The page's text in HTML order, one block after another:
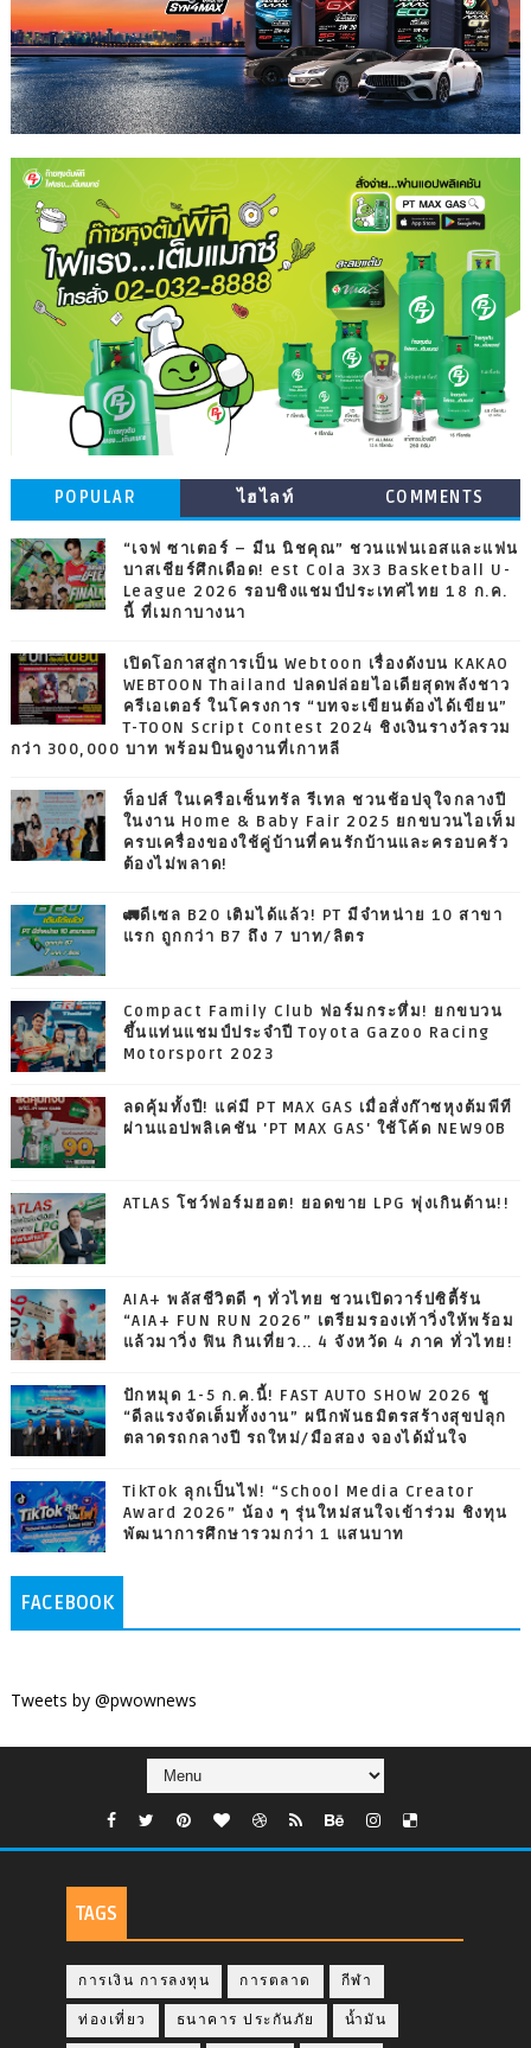
POPULAR ไฮไลท์ COMMENTS
“เจฟ ซาเตอร์ – มีน นิชคุณ” ชวนแฟนเอสและแฟน
บาสเชียร์ศึกเดือด! est Cola 3x3 Basketball U-
League 2026 รอบชิงแชมป์ประเทศไทย 18 ก.ค.
นี้ ที่เมกาบางนา
เปิดโอกาสสู่การเป็น Webtoon เรื่องดังบน KAKAO
WEBTOON Thailand ปลดปล่อยไอเดียสุดพลังชาว
ครีเอเตอร์ ในโครงการ “บทจะเขียนต้องได้เขียน”
T-TOON Script Contest 2024 ชิงเงินรางวัลรวม
กว่า 300,000 บาท พร้อมบินดูงานที่เกาหลี
ท็อปส์ ในเครือเซ็นทรัล รีเทล ชวนช้อปจุใจกลางปี
ในงาน Home & Baby Fair 2025 ยกขบวนไอเท็ม
ครบเครื่องของใช้คู่บ้านที่คนรักบ้านและครอบครัว
ต้องไม่พลาด!
🚛ดีเซล B20 เติมได้แล้ว! PT มีจำหน่าย 10 สาขา
แรก ถูกกว่า B7 ถึง 7 บาท/ลิตร
Compact Family Club ฟอร์มกระหึ่ม! ยกขบวน
ขึ้นแท่นแชมป์ประจำปี Toyota Gazoo Racing
Motorsport 2023
ลดคุ้มทั้งปี! แค่มี PT MAX GAS เมื่อสั่งก๊าซหุงต้มพีที
ผ่านแอปพลิเคชัน 'PT MAX GAS' ใช้โค้ด NEW90B
ATLAS โชว์ฟอร์มฮอต! ยอดขาย LPG พุ่งเกินต้าน!!
AIA+ พลัสชีวิตดี ๆ ทั่วไทย ชวนเปิดวาร์ปซิตี้รัน
“AIA+ FUN RUN 2026” เตรียมรองเท้าวิ่งให้พร้อม
แล้วมาวิ่ง ฟิน กินเที่ยว... 4 จังหวัด 4 ภาค ทั่วไทย!
ปักหมุด 1-5 ก.ค.นี้! FAST AUTO SHOW 2026 ชู
“ดีลแรงจัดเต็มทั้งงาน” ผนึกพันธมิตรสร้างสุขปลุก
ตลาดรถกลางปี รถใหม่/มือสอง จองได้มั่นใจ
TikTok ลุกเป็นไฟ! “School Media Creator
Award 2026” น้อง ๆ รุ่นใหม่สนใจเข้าร่วม ชิงทุน
พัฒนาการศึกษารวมกว่า 1 แสนบาท
FACEBOOK
Tweets by @pwownews
TAGS
การเงิน การลงทุน การตลาด กีฬา
ท่องเที่ยว ธนาคาร ประกันภัย น้ำมัน